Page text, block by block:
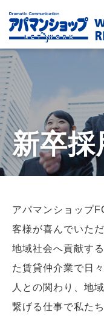
新卒採
アパマンショップ
客様が喜んでいただ
地域社会へ貢献す
た賃貸仲介業で日
人との関わり、地
繋げる仕事で私た